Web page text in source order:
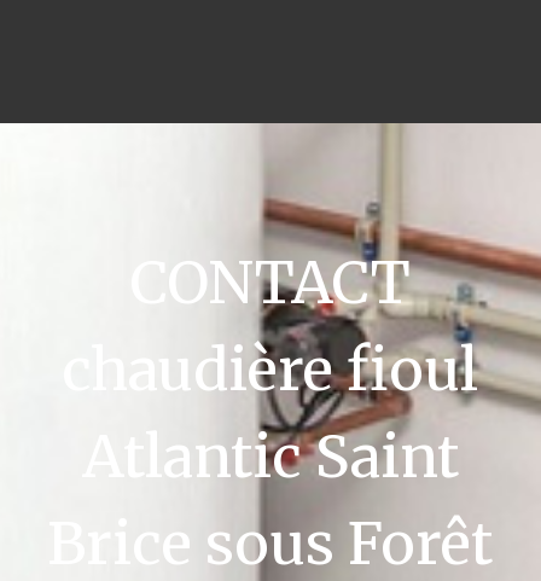
CONTACT
chaudière fioul
Atlantic Saint
Brice sous Forêt